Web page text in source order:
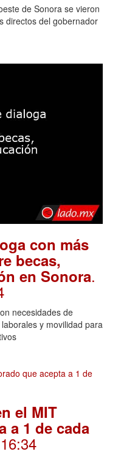
de Sonora se vieron
directos del gobernador
con más
becas,
en Sonora.
necesidades de
y movilidad para
el MIT
a 1 de cada